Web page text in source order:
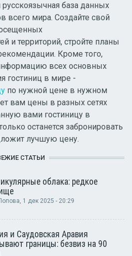
база данных
всего мира. Создайте свой
и территорий, стройте планы
Кроме того,
всех основных
гостиниц в мире -
по нужной цене в нужном
вам цены в разных сетях
вами гостиницу в
останется забронировать
лучшую цену.
СТАТЬИ
облака: редкое
, 1 дек 2025 - 20:29
и Саудовская Аравия
границы: безвиз на 90